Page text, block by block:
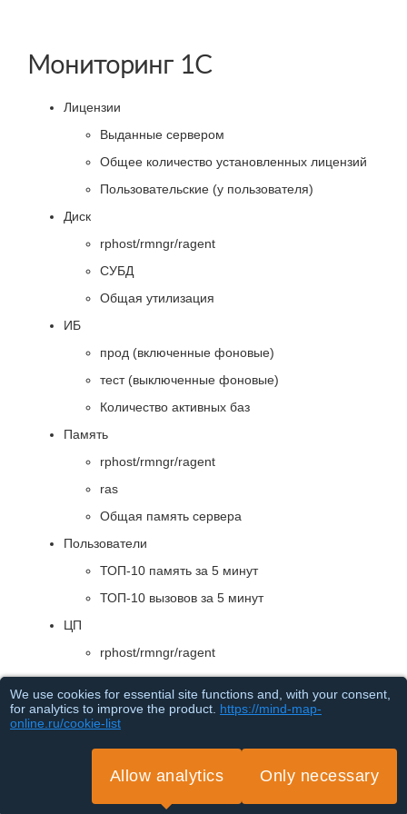
Мониторинг 1С
Лицензии
Выданные сервером
Общее количество установленных лицензий
Пользовательские (у пользователя)
Диск
rphost/rmngr/ragent
СУБД
Общая утилизация
ИБ
прод (включенные фоновые)
тест (выключенные фоновые)
Количество активных баз
Память
rphost/rmngr/ragent
ras
Общая память сервера
Пользователи
ТОП-10 память за 5 минут
ТОП-10 вызовов за 5 минут
ЦП
rphost/rmngr/ragent
ras
Количество ядер
LA
We use cookies for essential site functions and, with your consent,
for analytics to improve the product. https://mind-map-
online.ru/cookie-list
Allow analytics Only necessary